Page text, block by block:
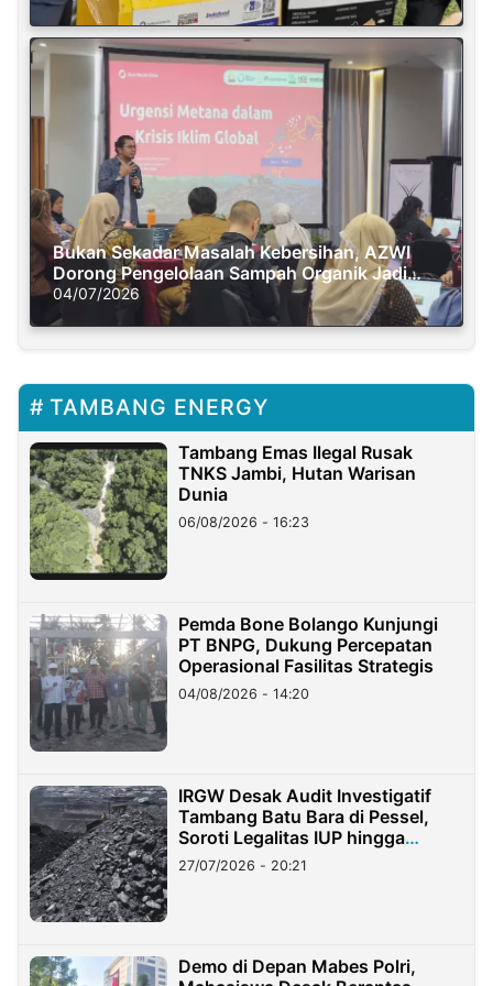
Bukan Sekadar Masalah Kebersihan, AZWI
Dorong Pengelolaan Sampah Organik Jadi
Solusi Krisis Iklim
04/07/2026
TAMBANG ENERGY
Tambang Emas Ilegal Rusak
TNKS Jambi, Hutan Warisan
Dunia
06/08/2026 - 16:23
Pemda Bone Bolango Kunjungi
PT BNPG, Dukung Percepatan
Operasional Fasilitas Strategis
04/08/2026 - 14:20
IRGW Desak Audit Investigatif
Tambang Batu Bara di Pessel,
Soroti Legalitas IUP hingga
Stockpile
27/07/2026 - 20:21
Demo di Depan Mabes Polri,